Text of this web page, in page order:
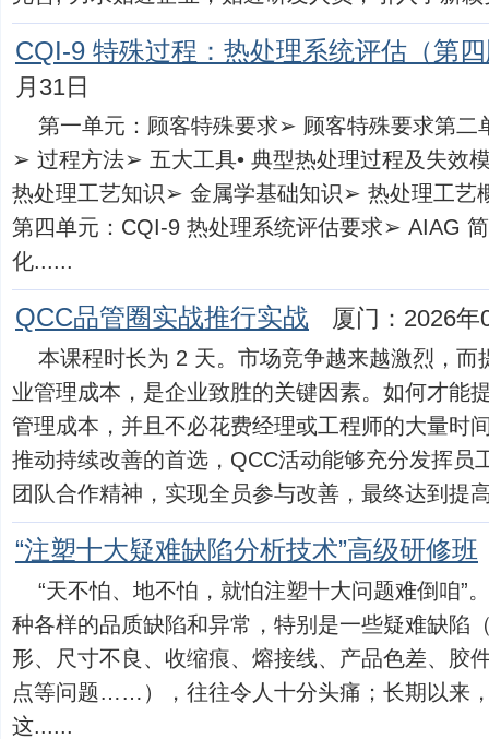
CQI-9 特殊过程：热处理系统评估（第
月31日
第一单元：顾客特殊要求➢ 顾客特殊要求第二
➢ 过程方法➢ 五大工具• 典型热处理过程及失效
热处理工艺知识➢ 金属学基础知识➢ 热处理工艺
第四单元：CQI-9 热处理系统评估要求➢ AIAG
化......
QCC品管圈实战推行实战 厦门：2026年
本课程时长为 2 天。市场竞争越来越激烈，而
业管理成本，是企业致胜的关键因素。如何才能
管理成本，并且不必花费经理或工程师的大量时
推动持续改善的首选，QCC活动能够充分发挥员
团队合作精神，实现全员参与改善，最终达到提
“注塑十大疑难缺陷分析技术”高级研修班
“天不怕、地不怕，就怕注塑十大问题难倒咱”
种各样的品质缺陷和异常，特别是一些疑难缺陷
形、尺寸不良、收缩痕、熔接线、产品色差、胶
点等问题……），往往令人十分头痛；长期以来
这......